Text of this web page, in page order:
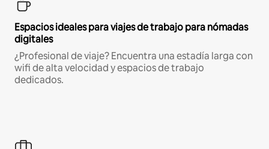
Espacios ideales para viajes de trabajo para nómadas
digitales
¿Profesional de viaje? Encuentra una estadía larga con
wifi de alta velocidad y espacios de trabajo
dedicados.